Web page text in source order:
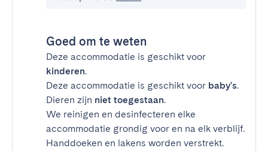
Goed om te weten
Deze accommodatie is geschikt voor
kinderen.
Deze accommodatie is geschikt voor baby's.
Dieren zijn niet toegestaan.
We reinigen en desinfecteren elke
accommodatie grondig voor en na elk verblijf.
Handdoeken en lakens worden verstrekt.